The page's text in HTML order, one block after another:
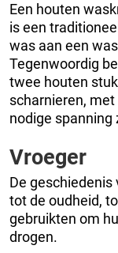
Een houten
is een
was aan een
Tegenwoordig
twee houten
scharnieren,
nodige spanning
Vroeger
De
tot de oudheid,
gebruikten om
drogen.